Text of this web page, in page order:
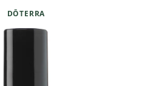
DŌTERRA